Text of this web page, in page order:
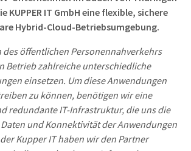
KUPPER IT GmbH eine flexible, sichere
Hybrid-Cloud-Betriebsumgebung.
des öffentlichen Personennahverkehrs
Betrieb zahlreiche unterschiedliche
einsetzen. Um diese Anwendungen
zu können, benötigen wir eine
redundante IT-Infrastruktur, die uns die
und Konnektivität der Anwendungen
Kupper IT haben wir den Partner